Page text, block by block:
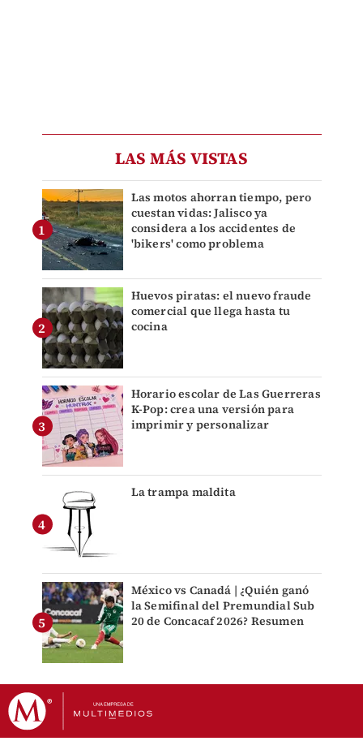
LAS MÁS VISTAS
Las motos ahorran tiempo, pero
cuestan vidas: Jalisco ya
considera a los accidentes de
'bikers' como problema
Huevos piratas: el nuevo fraude
comercial que llega hasta tu
cocina
Horario escolar de Las Guerreras
K-Pop: crea una versión para
imprimir y personalizar
La trampa maldita
México vs Canadá | ¿Quién ganó
la Semifinal del Premundial Sub
20 de Concacaf 2026? Resumen